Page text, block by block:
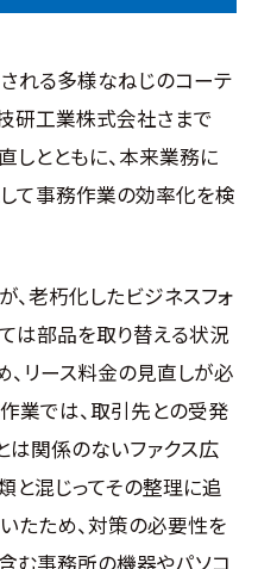
れる多様なねじのコーテ
研工業株式会社さまで
しとともに、本来業務に
て事務作業の効率化を検
、老朽化したビジネスフォ
は部品を取り替える状況
リース料金の見直しが必
業では、取引先との受発
は関係のないファクス広
と混じってその整理に追
たため、対策の必要性を
む事務所の機器やパソコ